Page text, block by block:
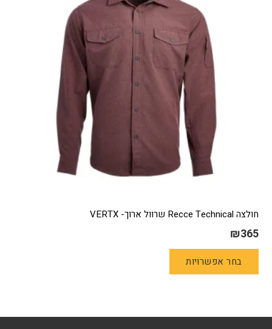
את
האפשרויות
בעמוד
המוצר
חולצה Recce Technical שרוול ארוך- VERTX
₪365
בחר אפשרויות